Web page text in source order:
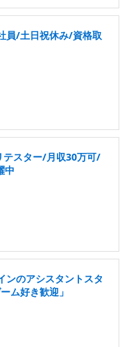
員/土日祝休み/資格取
テスター/月収30万可/
中
ンのアシスタントスタ
ム好き歓迎」